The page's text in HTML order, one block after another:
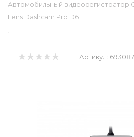
Автомобильный видеорегистратор
Lens Dashcam Pro D6
Артикул: